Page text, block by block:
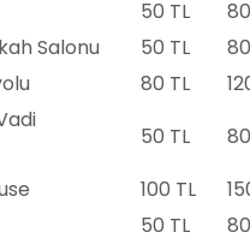
50 TL
Salonu
50 TL
80 TL
50 TL
100 TL
50 TL